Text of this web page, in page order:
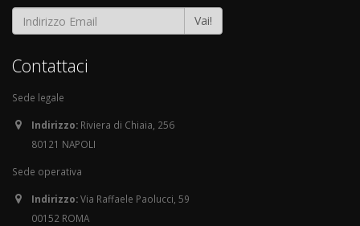
Vai!
Contattaci
Sede legale
Indirizzo: Riviera di Chiaia, 256
80121 NAPOLI
Sede operativa
Indirizzo:Via Raffaele Paolucci, 59
00152 ROMA